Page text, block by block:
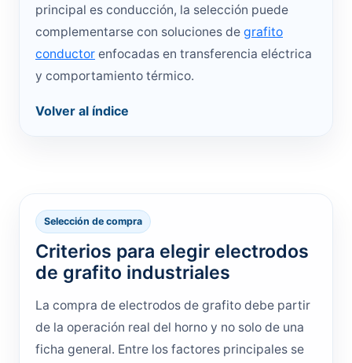
principal es conducción, la selección puede
complementarse con soluciones de grafito
conductor enfocadas en transferencia eléctrica
y comportamiento térmico.
Volver al índice
Selección de compra
Criterios para elegir electrodos
de grafito industriales
La compra de electrodos de grafito debe partir
de la operación real del horno y no solo de una
ficha general. Entre los factores principales se